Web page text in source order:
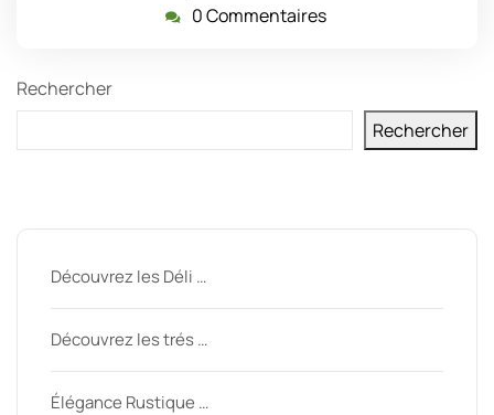
0 Commentaires
Rechercher
Rechercher
Découvrez les Déli …
Découvrez les trés …
Élégance Rustique …